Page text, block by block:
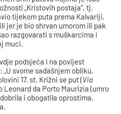
„Kristovih postaja“, tj.
tijekom puta prema Kalvariji,
jer je bio shrvan umorom ili pak
razgovarati s muškarcima i
muci.
podsjeća i na povijest
svome sadašnjem obliku,
17. st. Križni se put (Via
Leonard da Porto Maurizia (umro
i obogatila oprostima,